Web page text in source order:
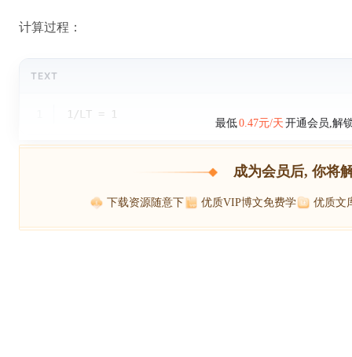
计算过程：
TEXT
1/LT = 1
最低0.47元/天 开通会员,解
成为会员后, 你将
下载资源随意下 优质VIP博文免费学 优质文